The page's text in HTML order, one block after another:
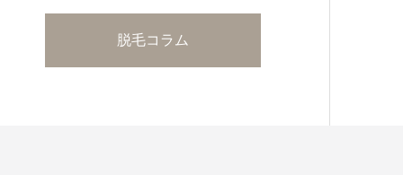
脱毛コラム